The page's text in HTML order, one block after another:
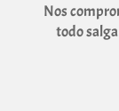
Nos
todo